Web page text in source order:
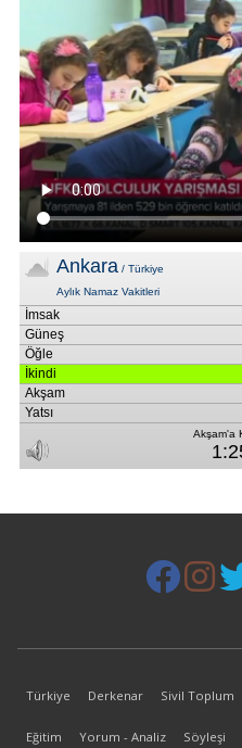
Türkiye Derkenar Sivil Toplum
Eğitim Yorum - Analiz Söyleşi